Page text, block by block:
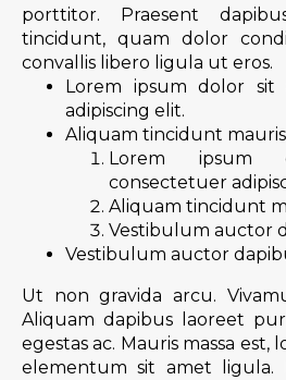
porttitor. Praesent
tincidunt, quam dolor
convallis libero ligula ut eros.
Lorem ipsum dolor sit
adipiscing elit.
Aliquam tincidunt mauris
Lorem ipsum
consectetuer
Aliquam tincidunt
Vestibulum auctor
Vestibulum auctor
Ut non gravida arcu.
Aliquam dapibus laoreet
egestas ac. Mauris massa est,
elementum sit amet ligula.